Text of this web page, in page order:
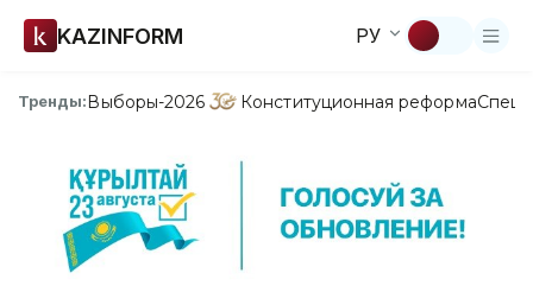
KAZINFORM РУ
Тренды:Выборы-2026 Конституционная реформа